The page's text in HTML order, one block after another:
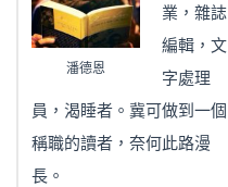
潘德恩
業，雜誌
編輯，文
字處理
員，渴睡者。冀可做到一個
稱職的讀者，奈何此路漫
長。